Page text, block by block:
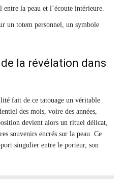
la peau et l’écoute intérieure.
un totem personnel, un symbole
la révélation dans
fait de ce tatouage un véritable
des mois, voire des années,
devient alors un rituel délicat,
souvenirs encrés sur la peau. Ce
singulier entre le porteur, son